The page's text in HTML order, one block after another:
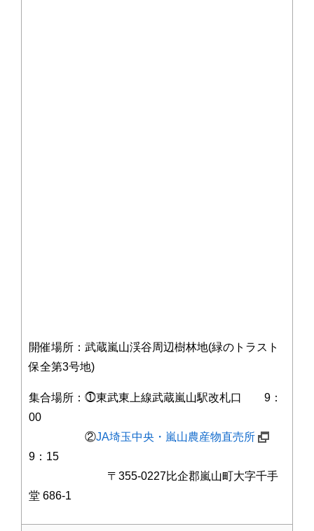
開催場所：武蔵嵐山渓谷周辺樹林地(緑のトラスト
保全第3号地)
集合場所：⓵東武東上線武蔵嵐山駅改札口 9：
00
②JA埼玉中央・嵐山農産物直売所
9：15
〒355-0227比企郡嵐山町大字千手
堂 686-1